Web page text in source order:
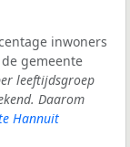
inwoners
gemeente
leeftijdsgroep
Daarom
Hannuit